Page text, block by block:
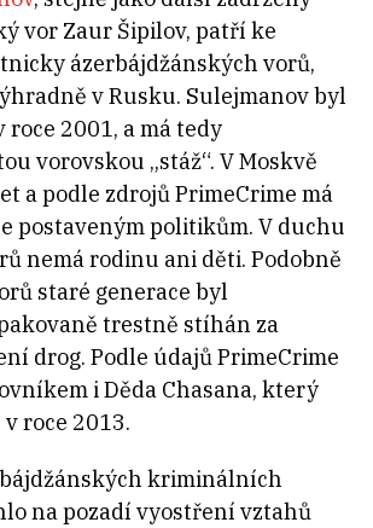
vor Zaur Šipilov, patří ke
ázerbájdžánských vorů,
v Rusku. Sulejmanov byl
roce 2001, a má tedy
vorovskou „stáž“. V Moskvě
a podle zdrojů PrimeCrime má
postaveným politikům. V duchu
nemá rodinu ani děti. Podobně
staré generace byl
trestně stíhán za
drog. Podle údajů PrimeCrime
i Děda Chasana, který
roce 2013.
kriminálních
na pozadí vyostření vztahů